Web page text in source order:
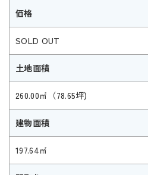
価格
SOLD OUT
土地面積
260.00㎡（78.65坪)
建物面積
197.64㎡